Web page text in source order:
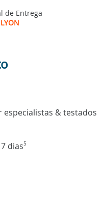
de Entrega
& testados
dias5